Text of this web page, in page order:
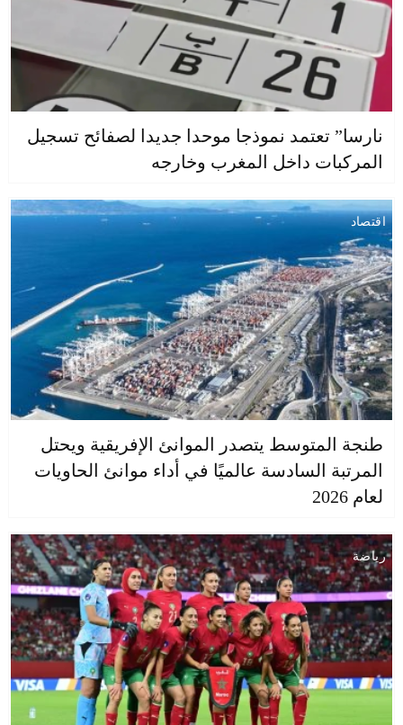
نارسا” تعتمد نموذجا موحدا جديدا لصفائح تسجيل
المركبات داخل المغرب وخارجه
اقتصاد
طنجة المتوسط يتصدر الموانئ الإفريقية ويحتل
المرتبة السادسة عالميًا في أداء موانئ الحاويات
لعام 2026
رياضة